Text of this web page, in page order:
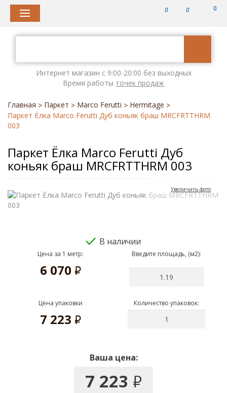
0 0 0
Интернет магазин с 9:00-20:00 без выходных
Время работы точек продаж
Главная > Паркет > Marco Ferutti > Hermitage >
Паркет Ёлка Marco Ferutti Дуб коньяк браш MRCFRTTHRM
003
Паркет Ёлка Marco Ferutti Дуб
коньяк браш MRCFRTTHRM 003
Увеличить фото
В наличии
Цена за 1 метр:
6 070 руб.
Введите площадь, (м2):
Цена упаковки
7 223 руб.
Количество упаковок:
Ваша цена:
7 223 руб.